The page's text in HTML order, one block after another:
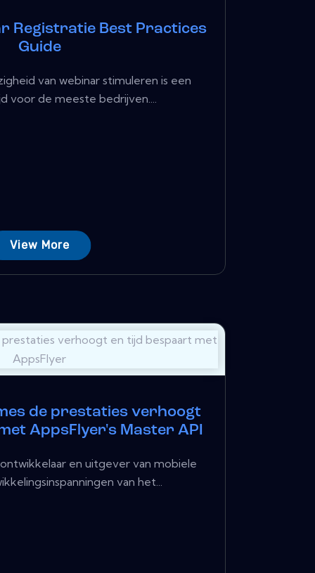
Registratie Best Practices
Guide
van webinar stimuleren is een
voor de meeste bedrijven....
View More
de prestaties verhoogt
AppsFlyer's Master API
en uitgever van mobiele
van het...